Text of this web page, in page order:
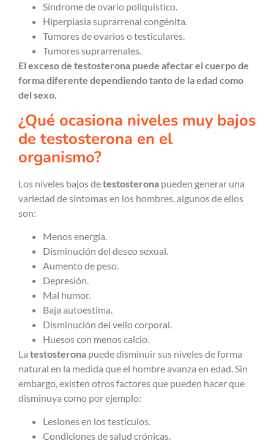
Síndrome de ovario poliquístico.
Hiperplasia suprarrenal congénita.
Tumores de ovarios o testiculares.
Tumores suprarrenales.
El exceso de testosterona puede afectar el cuerpo de
forma diferente dependiendo tanto de la edad como
del sexo.
¿Qué ocasiona niveles muy bajos
de testosterona en el
organismo?
Los niveles bajos detestosterona pueden generar una
variedad de síntomas en los hombres, algunos de ellos
son:
Menos energía.
Disminución del deseo sexual.
Aumento de peso.
Depresión.
Mal humor.
Baja autoestima.
Disminución del vello corporal.
Huesos con menos calcio.
La testosterona puede disminuir sus niveles de forma
natural en la medida que el hombre avanza en edad. Sin
embargo, existen otros factores que pueden hacer que
disminuya como por ejemplo:
Lesiones en los testículos.
Condiciones de salud crónicas.